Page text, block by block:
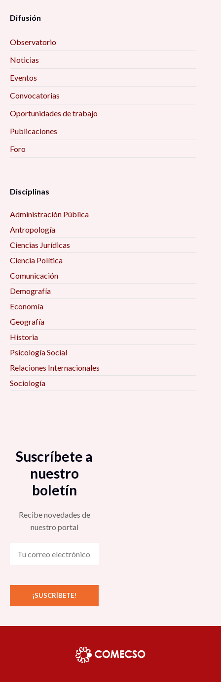
Difusión
Observatorio
Noticias
Eventos
Convocatorias
Oportunidades de trabajo
Publicaciones
Foro
Disciplinas
Administración Pública
Antropología
Ciencias Jurídicas
Ciencia Política
Comunicación
Demografía
Economía
Geografía
Historia
Psicología Social
Relaciones Internacionales
Sociología
Suscríbete a
nuestro
boletín
Recibe novedades de
nuestro portal